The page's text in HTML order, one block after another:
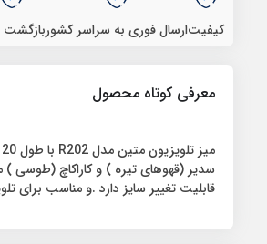
کیفیتارسال فوری به سراسر کشور
معرفی کوتاه محصول
قابلیت تغییر سایز دارد .و مناسب برای تلویزیون تا